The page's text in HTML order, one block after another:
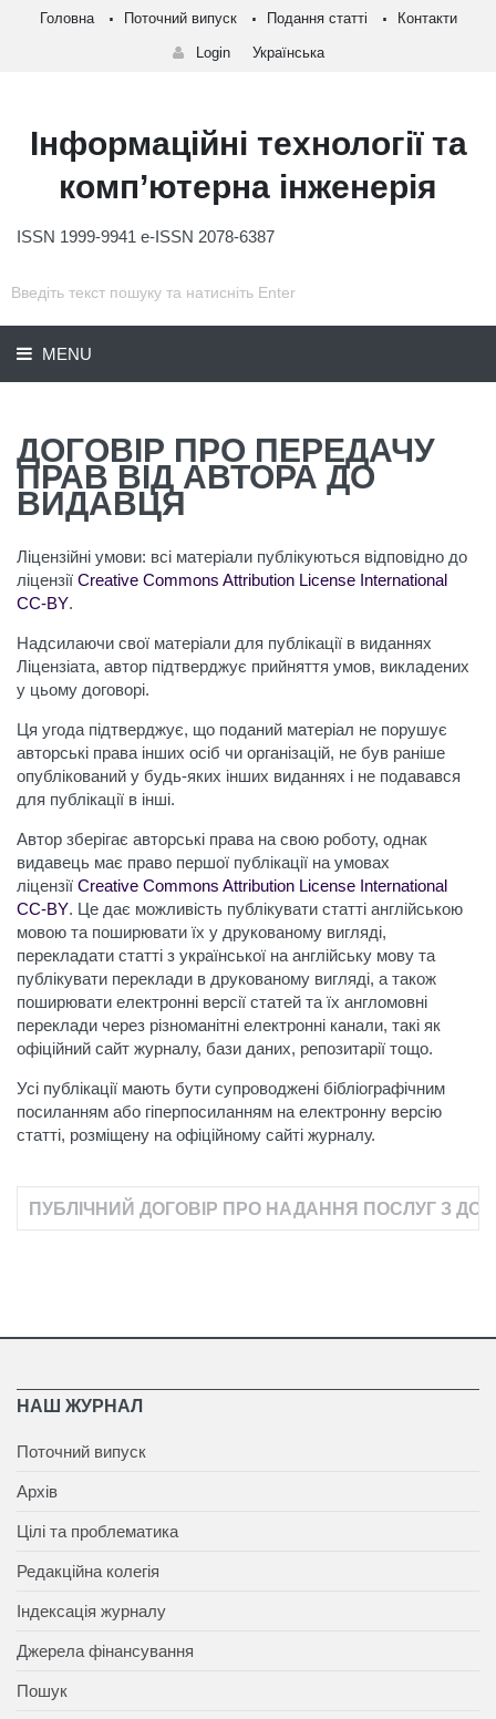
Головна Поточний випуск Подання статті Контакти
Login Українська
Інформаційні технології та
комп’ютерна інженерія
ISSN 1999-9941 e-ISSN 2078-6387
MENU
ДОГОВІР ПРО ПЕРЕДАЧУ
ПРАВ ВІД АВТОРА ДО
ВИДАВЦЯ
Ліцензійні умови: всі матеріали публікуються відповідно до
ліцензії Creative Commons Attribution License International
CC-BY.
Надсилаючи свої матеріали для публікації в виданнях
Ліцензіата, автор підтверджує прийняття умов, викладених
у цьому договорі.
Ця угода підтверджує, що поданий матеріал не порушує
авторські права інших осіб чи організацій, не був раніше
опублікований у будь-яких інших виданнях і не подавався
для публікації в інші.
Автор зберігає авторські права на свою роботу, однак
видавець має право першої публікації на умовах
ліцензії Creative Commons Attribution License International
CC-BY. Це дає можливість публікувати статті англійською
мовою та поширювати їх у друкованому вигляді,
перекладати статті з української на англійську мову та
публікувати переклади в друкованому вигляді, а також
поширювати електронні версії статей та їх англомовні
переклади через різноманітні електронні канали, такі як
офіційний сайт журналу, бази даних, репозитарії тощо.
Усі публікації мають бути супроводжені бібліографічним
посиланням або гіперпосиланням на електронну версію
статті, розміщену на офіційному сайті журналу.
НАШ ЖУРНАЛ
Поточний випуск
Архів
Цілі та проблематика
Редакційна колегія
Індексація журналу
Джерела фінансування
Пошук